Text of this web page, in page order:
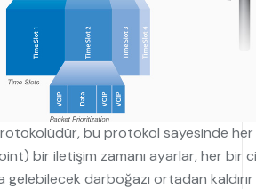
bu protokol sayesinde
bir iletişim zamanı ayarlar, her bir
darboğazı ortadan